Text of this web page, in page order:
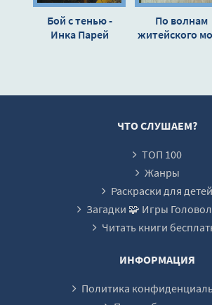
Бой с тенью -
Инка Парей
По волнам
житейского
ЧТО СЛУШАЕМ?
ТОП 100
Жанры
Раскраски для детей
Загадки 🧩 Игры
Читать книги
ИНФОРМАЦИЯ
Политика